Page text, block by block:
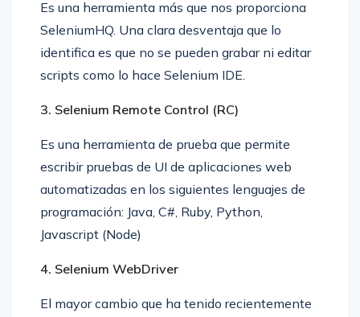
Es una herramienta más que nos proporciona
SeleniumHQ. Una clara desventaja que lo
identifica es que no se pueden grabar ni editar
scripts como lo hace Selenium IDE.
3. Selenium Remote Control (RC)
Es una herramienta de prueba que permite
escribir pruebas de UI de aplicaciones web
automatizadas en los siguientes lenguajes de
programación: Java, C#, Ruby, Python,
Javascript (Node)
4. Selenium WebDriver
El mayor cambio que ha tenido recientemente